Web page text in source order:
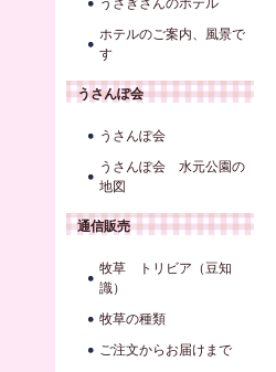
うさぎさんのホテル
ホテルのご案内、風景で
す
うさんぽ会
うさんぽ会
うさんぽ会 水元公園の
地図
通信販売
牧草 トリビア（豆知
識）
牧草の種類
ご注文からお届けまで